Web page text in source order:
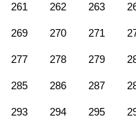
261 262 263
269 270 271
277 278 279
285 286 287
293 294 295